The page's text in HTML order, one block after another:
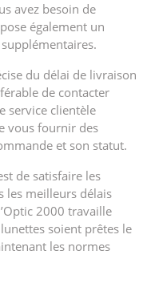
avez besoin de
également un
du délai de livraison
de contacter
service clientèle
vous fournir des
et son statut.
de satisfaire les
les meilleurs délais
2000 travaille
soient prêtes le
les normes